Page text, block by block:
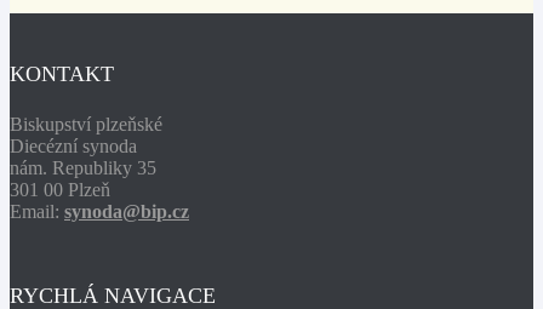
KONTAKT
Biskupství plzeňské
Diecézní synoda
nám. Republiky 35
301 00 Plzeň
Email: synoda@bip.cz
RYCHLÁ NAVIGACE